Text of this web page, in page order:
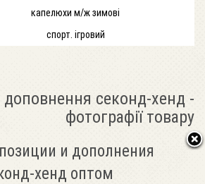
капелюхи м/ж зимові
спорт. ігровий
доповнення секонд-хенд -
фотографії товару
и дополнения
хенд оптом